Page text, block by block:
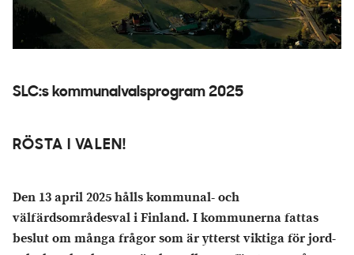
SLC:s kommunalvalsprogram 2025
RÖSTA I VALEN!
Den 13 april 2025 hålls kommunal- och
välfärdsområdesval i Finland. I kommunerna fattas
beslut om många frågor som är ytterst viktiga för jord-